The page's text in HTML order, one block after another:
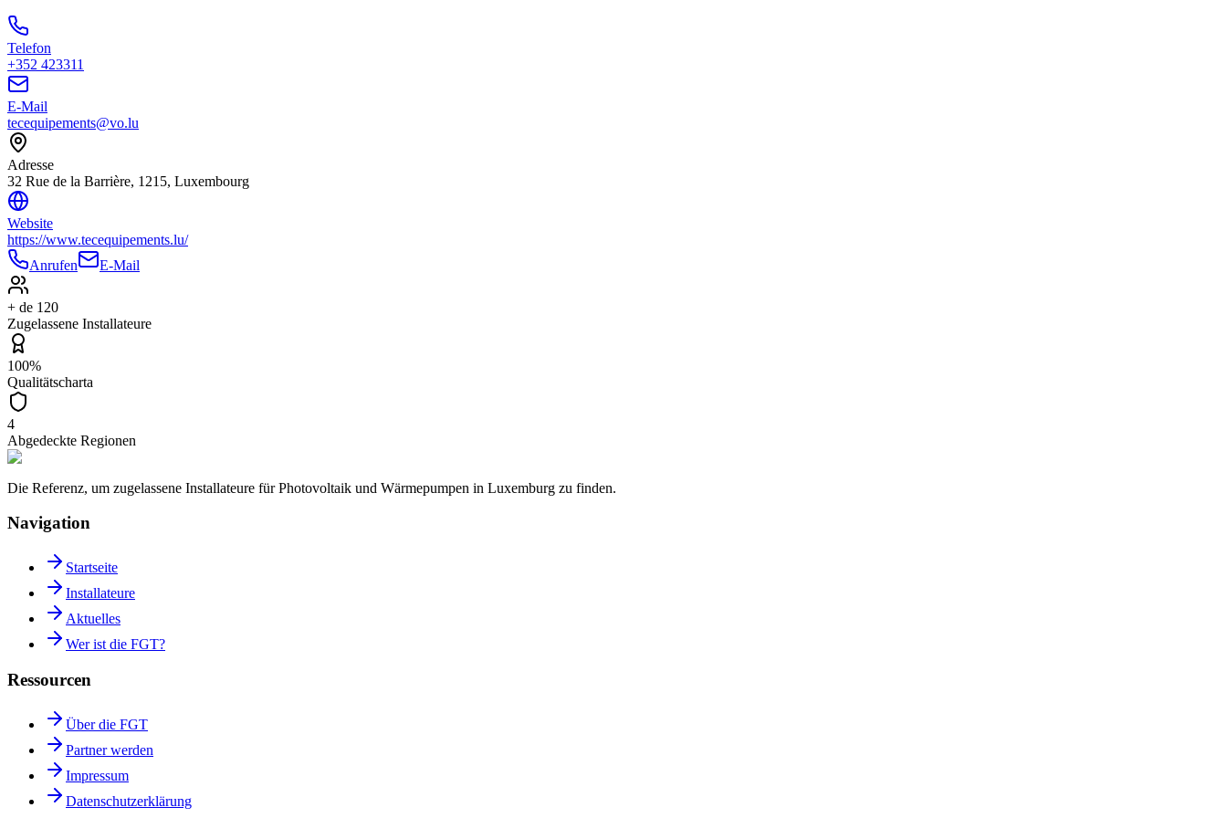
Telefon
+352 423311
E-Mail
tecequipements@vo.lu
Adresse
32 Rue de la Barrière, 1215, Luxembourg
Website
https://www.tecequipements.lu/
Anrufen
E-Mail
+ de 120
Zugelassene Installateure
100%
Qualitätscharta
4
Abgedeckte Regionen
Die Referenz, um zugelassene Installateure für Photovoltaik und Wärmepumpen in Luxemburg zu finden.
Navigation
Startseite
Installateure
Aktuelles
Wer ist die FGT?
Ressourcen
Über die FGT
Partner werden
Impressum
Datenschutzerklärung